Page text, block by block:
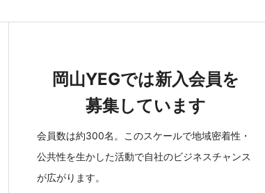
岡山YEGでは新入会員を
募集しています
会員数は約300名。このスケールで地域密着性・
公共性を生かした活動で自社のビジネスチャンス
が広がります。